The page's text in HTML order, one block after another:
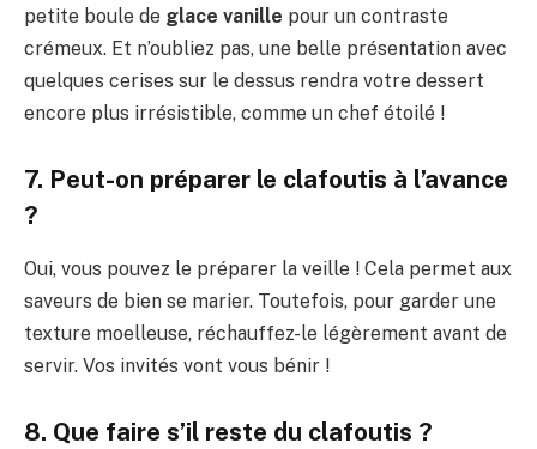
petite boule de glace vanille pour un contraste
crémeux. Et n’oubliez pas, une belle présentation avec
quelques cerises sur le dessus rendra votre dessert
encore plus irrésistible, comme un chef étoilé !
7. Peut-on préparer le clafoutis à l’avance
?
Oui, vous pouvez le préparer la veille ! Cela permet aux
saveurs de bien se marier. Toutefois, pour garder une
texture moelleuse, réchauffez-le légèrement avant de
servir. Vos invités vont vous bénir !
8. Que faire s’il reste du clafoutis ?